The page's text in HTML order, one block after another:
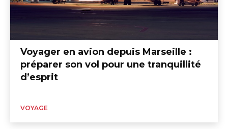
Voyager en avion depuis Marseille :
préparer son vol pour une tranquillité
d’esprit
VOYAGE